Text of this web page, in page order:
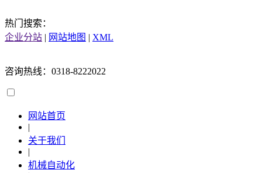
热门搜索：
企业分站 | 网站地图 | XML
咨询热线：0318-8222022
网站首页
|
关于我们
|
机械自动化